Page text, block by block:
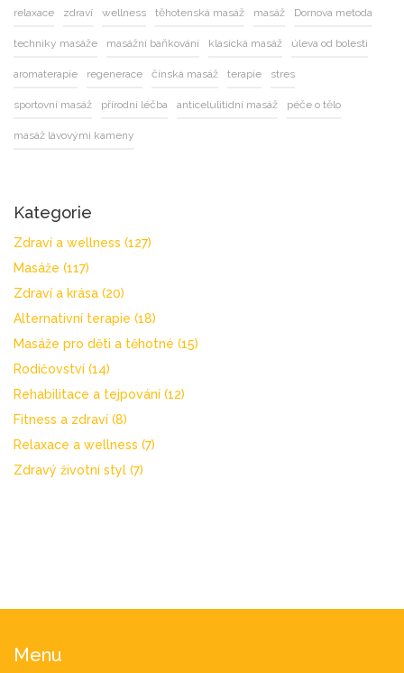
relaxace zdraví wellness těhotenská masáž masáž Dornova metoda
techniky masáže masážní baňkování klasická masáž úleva od bolesti
aromaterapie regenerace čínská masáž terapie stres
sportovní masáž přírodní léčba anticelulitidní masáž péče o tělo
masáž lávovými kameny
Kategorie
Zdraví a wellness (127)
Masáže (117)
Zdraví a krása (20)
Alternativní terapie (18)
Masáže pro děti a těhotné (15)
Rodičovství (14)
Rehabilitace a tejpování (12)
Fitness a zdraví (8)
Relaxace a wellness (7)
Zdravý životní styl (7)
Menu